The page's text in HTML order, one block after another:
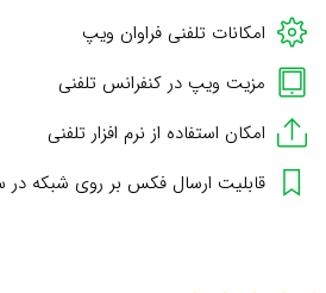
امکانات تلفنی فراوان ویپ
مزیت ویپ در کنفرانس تلفنی
امکان استفاده از نرم افزار تلفنی
قابلیت ارسال فکس بر روی شبکه